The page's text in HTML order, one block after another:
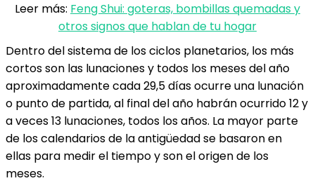
Leer más: Feng Shui: goteras, bombillas quemadas y
otros signos que hablan de tu hogar
Dentro del sistema de los ciclos planetarios, los más
cortos son las lunaciones y todos los meses del año
aproximadamente cada 29,5 días ocurre una lunación
o punto de partida, al final del año habrán ocurrido 12 y
a veces 13 lunaciones, todos los años. La mayor parte
de los calendarios de la antigüedad se basaron en
ellas para medir el tiempo y son el origen de los
meses.